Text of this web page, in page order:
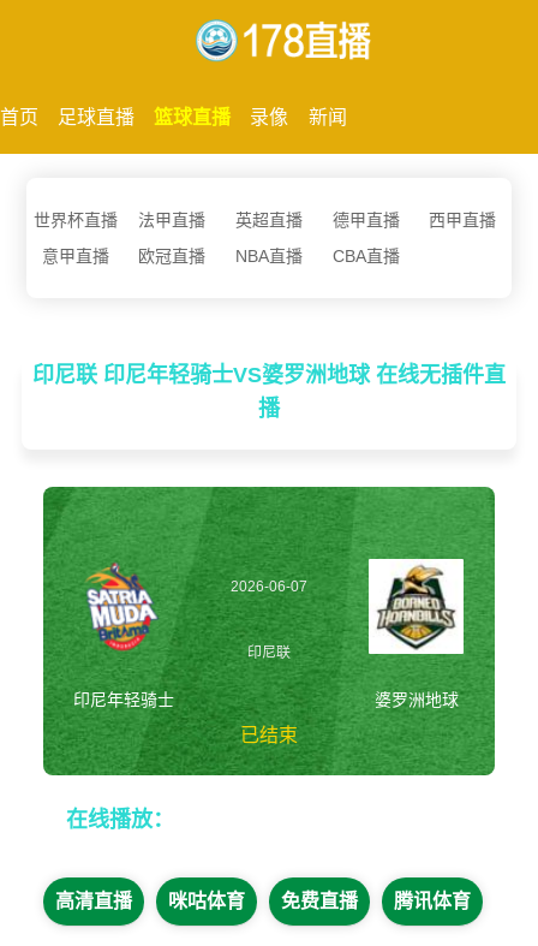
首页 足球直播 篮球直播 录像 新闻
世界杯直播 法甲直播 英超直播 德甲直播
西甲直播
意甲直播
欧冠直播 NBA直播 CBA直播
印尼联 印尼年轻骑士VS婆罗洲地球 在线无插件直
播
印尼年轻骑士
2026-06-07
20:00:00
印尼联
已结束
婆罗洲地球
在线播放：
高清直播 咪咕体育 免费直播 腾讯体育